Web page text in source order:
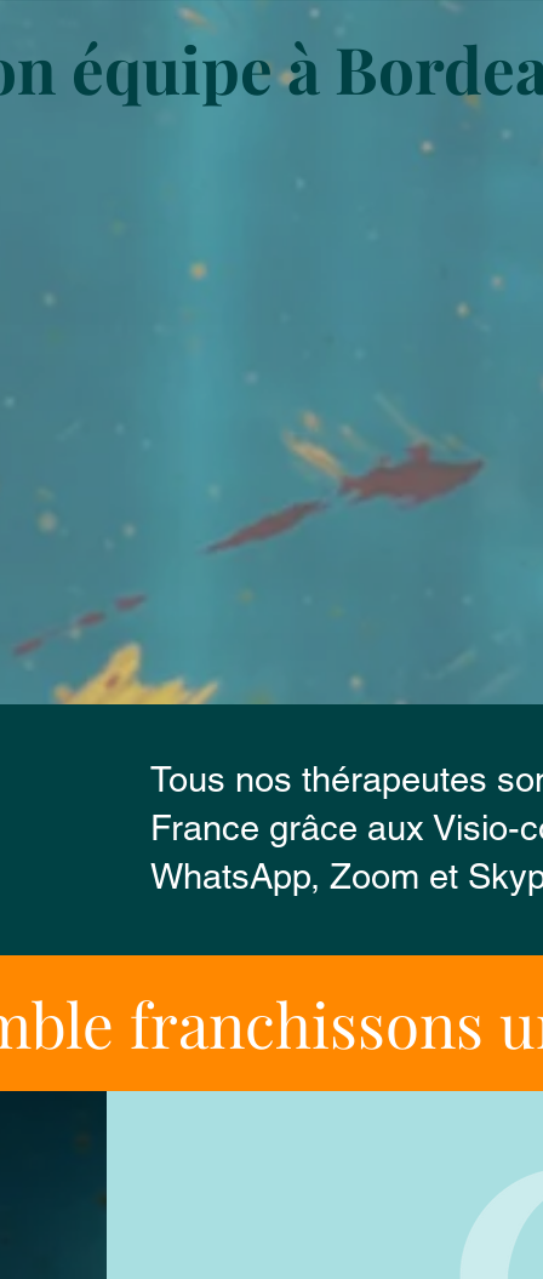
équipe à
Tous nos thérapeutes
France grâce aux Visio-
WhatsApp, Zoom et
franchissons